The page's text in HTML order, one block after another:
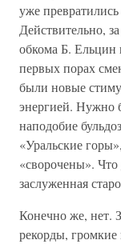
уже
Действительно,
обкома Б. Ельцин
первых порах
были новые
энергией. Нужно
наподобие
«Уральские
«сворочены».
заслуженная
Конечно же, нет.
рекорды,